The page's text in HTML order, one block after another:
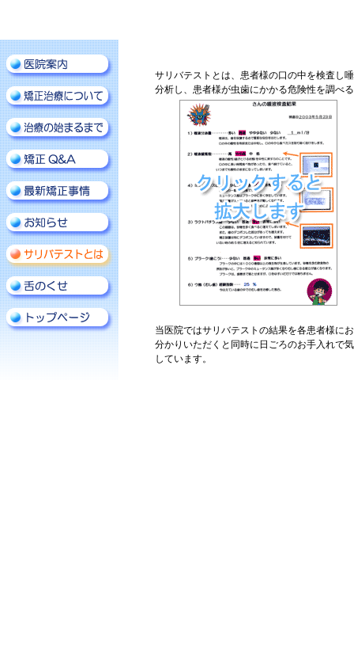
サリバテストとは、患者様の口の中を検査し
分析し、患者様が虫歯にかかる危険性を調べ
当医院ではサリバテストの結果を各患者様に
分かりいただくと同時に日ごろのお手入れで
しています。